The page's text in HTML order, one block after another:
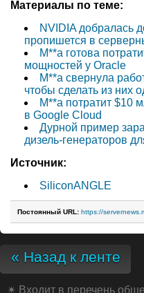
Материалы по теме:
NVIDIA добралась
пропишется в
M**a готова
мощностей у Oracle
M**a свернула
чтобы сделать из них
M**a потратит $10
в Google Cloud
Дурной пример
дизель-генераторов
Источник:
SiliconANGLE
Постоянный URL: https://
« Назад к ленте
✴ Входит в перечень